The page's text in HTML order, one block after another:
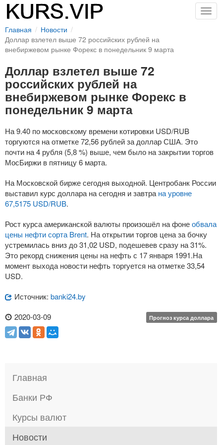
Главная
Новости
Доллар взлетел выше 72 российских рублей на
внебиржевом рынке Форекс в понедельник 9 марта
Доллар взлетел выше 72
российских рублей на
внебиржевом рынке Форекс в
понедельник 9 марта
На 9.40 по московскому времени котировки USD/RUB
торгуются на отметке 72,56 рублей за доллар США. Это
почти на 4 рубля (5,8 %) выше, чем было на закрытии торгов
МосБиржи в пятницу 6 марта.
На Московской бирже сегодня выходной. Центробанк России
выставил курс доллара на сегодня и завтра на уровне
67,5175 USD/RUB.
Рост курса американской валюты произошёл на фонеобвала
цены нефти сорта Brent. На открытии торгов цена за бочку
устремилась вниз до 31,02 USD, подешевев сразу на 31%.
Это рекорд снижения цены на нефть с 17 января 1991.На
момент выхода новости нефть торгуется на отметке 33,54
USD.
Источник: banki24.by
2020-03-09
Прогноз курса доллара
Главная
Банки РФ
Курсы валют
Новости